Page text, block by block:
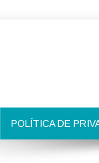
POLÍTICA DE